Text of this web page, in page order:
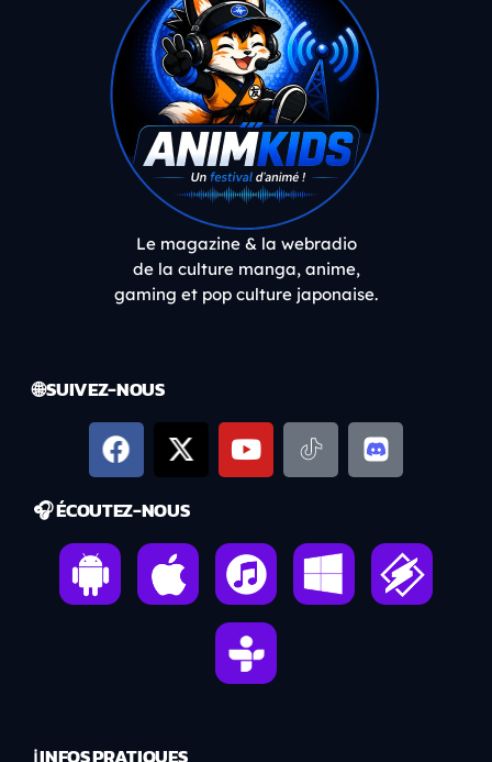
Le magazine & la webradio
de la culture manga, anime,
gaming et pop culture japonaise.
🌐 SUIVEZ-NOUS
🎧 ÉCOUTEZ-NOUS
ℹ️ INFOS PRATIQUES